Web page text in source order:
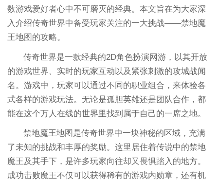
数游戏爱好者心中不可磨灭的经典。本文旨在为大家深
入介绍传奇世界中备受玩家关注的一大挑战——禁地魔
王地图的攻略。
传奇世界是一款经典的2D角色扮演网游，以其开放
的游戏世界、实时的玩家互动以及紧张刺激的攻城战闻
名。游戏中，玩家可以通过不同的职业组合，来体验各
式各样的游戏玩法。无论是孤胆英雄还是团队合作，都
能在这个万人在线的世界里找到属于自己的一席之地。
禁地魔王地图是传奇世界中一块神秘的区域，充满
了未知的挑战和丰厚的奖励。这里居住着传说中的禁地
魔王及其手下，是许多玩家向往却又畏惧踏入的地方。
成功击败魔王不仅可以获得稀有的游戏内勋章，还有机